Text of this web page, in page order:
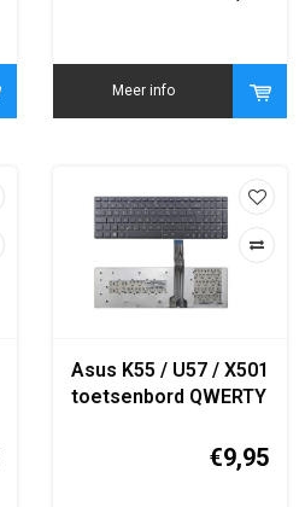
Meer info
Asus K55 / U57 / X501
toetsenbord QWERTY
€9,95